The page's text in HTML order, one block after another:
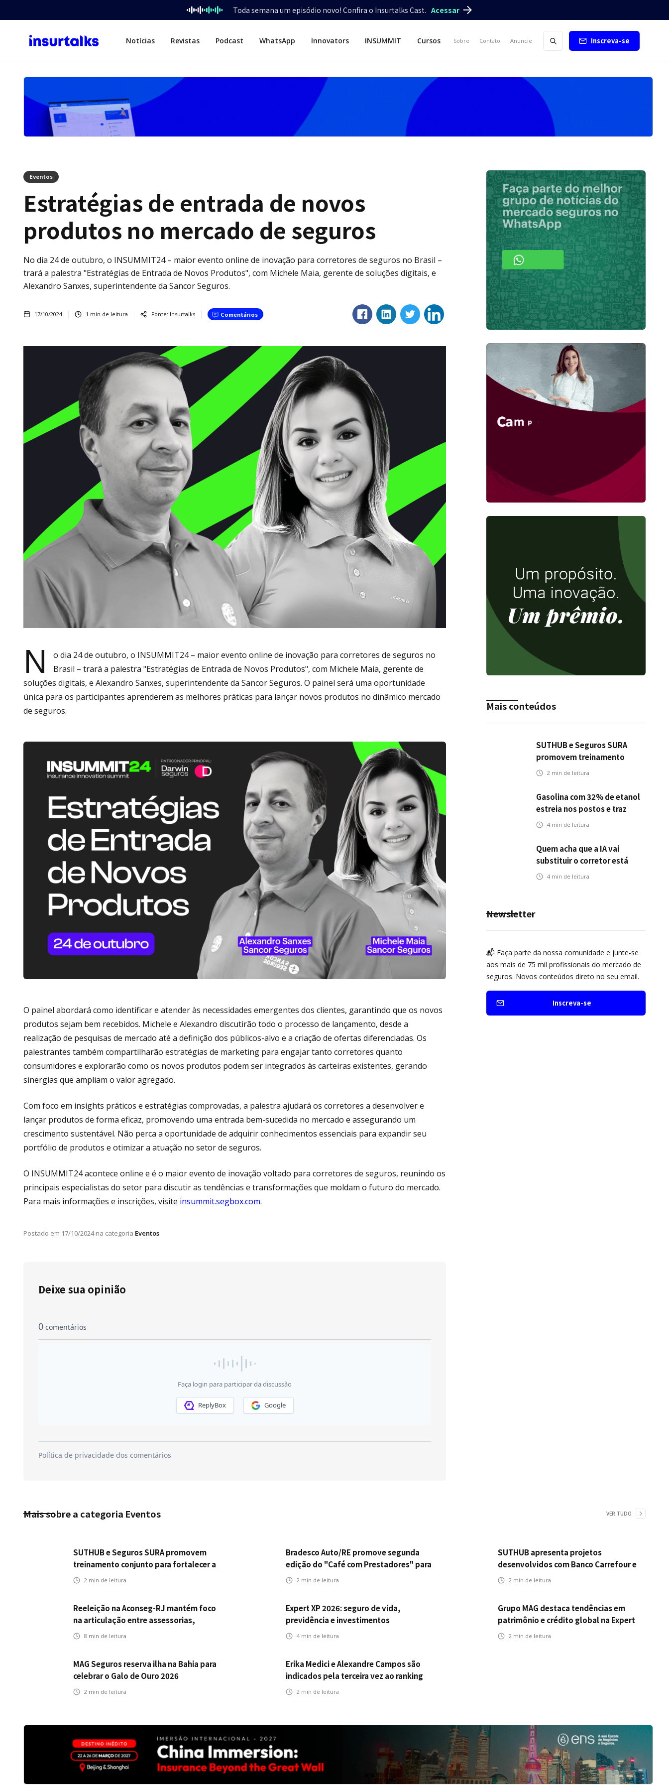
Toda semana um episódio novo! Confira o Insurtalks Cast. Acessar
Notícias Revistas Podcast WhatsApp Innovators INSUMMIT Cursos Sobre Contato Anuncie Inscreva-se
Eventos
Estratégias de entrada de novos
produtos no mercado de seguros
No dia 24 de outubro, o INSUMMIT24 – maior evento online de inovação para corretores de seguros no Brasil –
trará a palestra "Estratégias de Entrada de Novos Produtos", com Michele Maia, gerente de soluções digitais, e
Alexandro Sanxes, superintendente da Sancor Seguros.
17/10/2024 1 min de leitura Fonte: Insurtalks Comentários
N
o dia 24 de outubro, o INSUMMIT24 – maior evento online de inovação para corretores de seguros no
Brasil – trará a palestra "Estratégias de Entrada de Novos Produtos", com Michele Maia, gerente de
soluções digitais, e Alexandro Sanxes, superintendente da Sancor Seguros. O painel será uma oportunidade
única para os participantes aprenderem as melhores práticas para lançar novos produtos no dinâmico mercado
de seguros.
O painel abordará como identificar e atender às necessidades emergentes dos clientes, garantindo que os novos
produtos sejam bem recebidos. Michele e Alexandro discutirão todo o processo de lançamento, desde a
realização de pesquisas de mercado até a definição dos públicos-alvo e a criação de ofertas diferenciadas. Os
palestrantes também compartilharão estratégias de marketing para engajar tanto corretores quanto
consumidores e explorarão como os novos produtos podem ser integrados às carteiras existentes, gerando
sinergias que ampliam o valor agregado.
Com foco em insights práticos e estratégias comprovadas, a palestra ajudará os corretores a desenvolver e
lançar produtos de forma eficaz, promovendo uma entrada bem-sucedida no mercado e assegurando um
crescimento sustentável. Não perca a oportunidade de adquirir conhecimentos essenciais para expandir seu
portfólio de produtos e otimizar a atuação no setor de seguros.
O INSUMMIT24 acontece online e é o maior evento de inovação voltado para corretores de seguros, reunindo os
principais especialistas do setor para discutir as tendências e transformações que moldam o futuro do mercado.
Para mais informações e inscrições, visite insummit.segbox.com.
Postado em 17/10/2024na categoria Eventos
Deixe sua opinião
Mais conteúdos
SUTHUB e Seguros SURA
promovem treinamento
conjunto para fortalecer a
Seguro Mobilidade no Grupo
MDS
2 min de leitura
Gasolina com 32% de etanol
estreia nos postos e traz
novos desafios para o setor
4 min de leitura
Quem acha que a IA vai
substituir o corretor está
olhando para o problema
4 min de leitura
Newsletter
📬 Faça parte da nossa comunidade e junte-se
aos mais de 75 mil profissionais do mercado de
seguros. Novos conteúdos direto no seu email.
Inscreva-se
Mais sobre a categoria Eventos VER TUDO
SUTHUB e Seguros SURA promovem
treinamento conjunto para fortalecer a
operação comercial do Seguro
2 min de leitura
Bradesco Auto/RE promove segunda
edição do "Café com Prestadores" para
fortalecer parceria e aprimorar
2min de leitura
SUTHUB apresenta projetos
desenvolvidos com Banco Carrefour e
A.PET no Congresso Latino-Americano
2 min de leitura
Reeleição na Aconseg-RJ mantém foco
na articulação entre assessorias,
corretores e seguradoras
8 min de leitura
Expert XP 2026: seguro de vida,
previdência e investimentos
estabelecem uma nova agenda para a
4min de leitura
Grupo MAG destaca tendências em
patrimônio e crédito global na Expert
XP 2026
2 min de leitura
MAG Seguros reserva ilha na Bahia para
celebrar o Galo de Ouro 2026
2 min de leitura
Erika Medici e Alexandre Campos são
indicados pela terceira vez ao ranking
de CEOs e RHs Mais Admirados
2min de leitura